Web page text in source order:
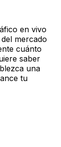
en vivo
mercado
cuánto
saber
una
tu